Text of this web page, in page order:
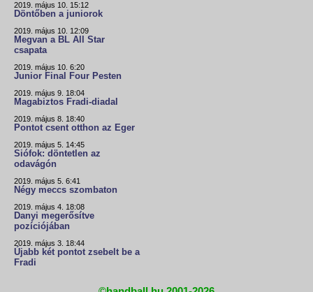
2019. május 10. 15:12
Döntőben a juniorok
2019. május 10. 12:09
Megvan a BL All Star
csapata
2019. május 10. 6:20
Junior Final Four Pesten
2019. május 9. 18:04
Magabiztos Fradi-diadal
2019. május 8. 18:40
Pontot csent otthon az Eger
2019. május 5. 14:45
Siófok: döntetlen az
odavágón
2019. május 5. 6:41
Négy meccs szombaton
2019. május 4. 18:08
Danyi megerősítve
pozíciójában
2019. május 3. 18:44
Újabb két pontot zsebelt be a
Fradi